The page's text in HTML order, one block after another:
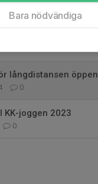
långdistansen öppen
0
KK-joggen 2023
0
Bara nödvändiga